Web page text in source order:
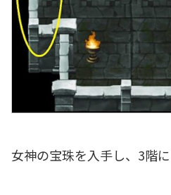
女神の宝珠を入手し、3階